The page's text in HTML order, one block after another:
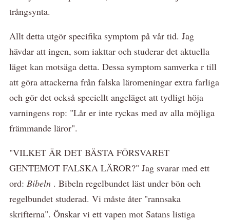
trångsynta.
Allt detta utgör specifika symptom på vår tid. Jag
hävdar att ingen, som iakttar och studerar det aktuella
läget kan motsäga detta. Dessa symptom samverka r till
att göra attackerna från falska läromeningar extra farliga
och gör det också speciellt angeläget att tydligt höja
varningens rop: "Lår er inte ryckas med av alla möjliga
främmande läror".
"VILKET ÄR DET BÄSTA FÖRSVARET
GENTEMOT FALSKA LÄROR?" Jag svarar med ett
ord: Bibeln . Bibeln regelbundet läst under bön och
regelbundet studerad. Vi måste åter "rannsaka
skrifterna". Önskar vi ett vapen mot Satans listiga